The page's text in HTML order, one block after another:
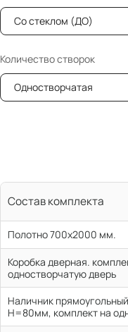
Со стеклом (ДО)
Количество створок
Одностворчатая
Состав комплекта
Полотно 700x2000 мм.
Коробка дверная.
одностворчатую дверь
Наличник
H=80мм, комплект на